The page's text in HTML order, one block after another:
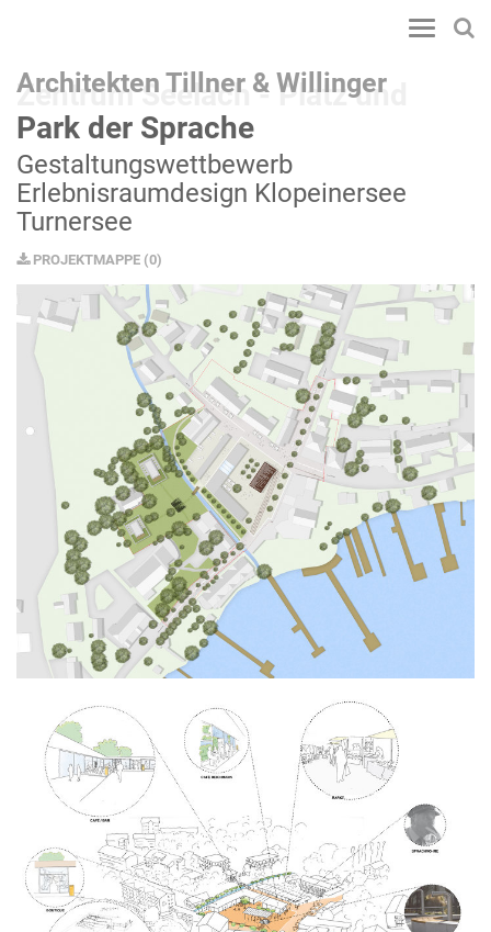
Toggle
Architekten Tillner & Willinger
Zentrum Seelach - Platz und
Park der Sprache
Gestaltungswettbewerb
Erlebnisraumdesign Klopeinersee
Turnersee
PROJEKTMAPPE (0)